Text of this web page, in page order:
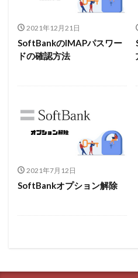
2021年12月21日
SoftBankのIMAPパスワー
ドの確認方法
2021年7月12日
SoftBankオプション解除